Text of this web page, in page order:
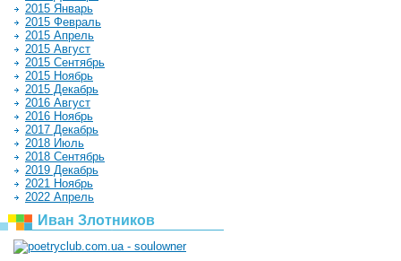
2015 Январь
2015 Февраль
2015 Апрель
2015 Август
2015 Сентябрь
2015 Ноябрь
2015 Декабрь
2016 Август
2016 Ноябрь
2017 Декабрь
2018 Июль
2018 Сентябрь
2019 Декабрь
2021 Ноябрь
2022 Апрель
Иван Злотников